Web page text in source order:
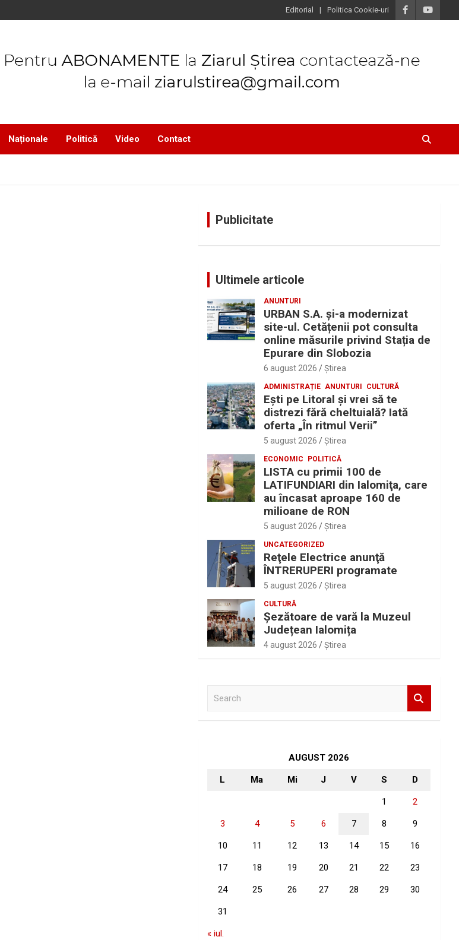
Editorial Politica Cookie-uri
Naționale Politică Video Contact
Publicitate
Ultimele articole
ANUNTURI
URBAN S.A. și-a modernizat
site-ul. Cetățenii pot consulta
online măsurile privind Stația de
Epurare din Slobozia
6 august 2026 Ştirea
ADMINISTRAȚIE ANUNTURI CULTURĂ
Eşti pe Litoral şi vrei să te
distrezi fără cheltuială? Iată
oferta „În ritmul Verii”
5 august 2026 Ştirea
ECONOMIC POLITICĂ
LISTA cu primii 100 de
LATIFUNDIARI din Ialomiţa, care
au încasat aproape 160 de
milioane de RON
5 august 2026 Ştirea
UNCATEGORIZED
Reţele Electrice anunţă
ÎNTRERUPERI programate
5 august 2026 Ştirea
CULTURĂ
Șezătoare de vară la Muzeul
Județean Ialomița
4 august 2026 Ştirea
AUGUST 2026
L Ma Mi J V S D
1 2
3 4 5 6 7 8 9
10 11 12 13 14 15 16
17 18 19 20 21 22 23
24 25 26 27 28 29 30
31
« iul.